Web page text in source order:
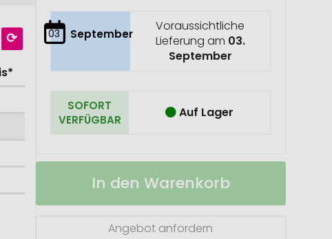
03 September
Voraussichtliche
Lieferung am 03.
September
SOFORT
VERFÜGBAR
Auf Lager
Office
Auf
In den Warenkorb
Angebot anfordern